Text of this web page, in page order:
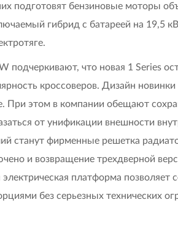
подготовят бензиновые моторы
гибрид с батареей на 19,5
подчеркивают, что новая 1 Series
кроссоверов. Дизайн
При этом в компании обещают
от унификации внешности
станут фирменные решетка
и возвращение трехдверной
электрическая платформа позволяет
без серьезных технических